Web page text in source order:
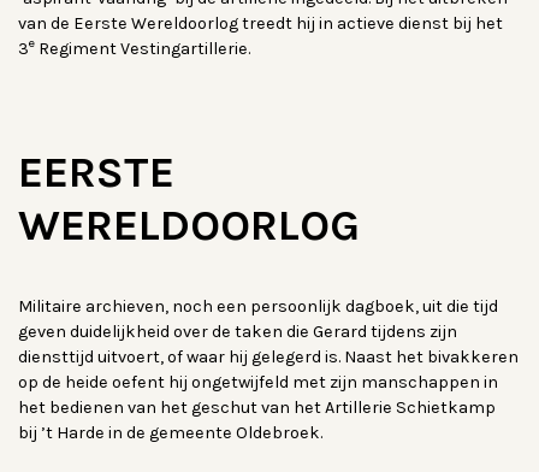
van de Eerste Wereldoorlog treedt hij in actieve dienst bij het
3e Regiment Vestingartillerie.
EERSTE
WERELDOORLOG
Militaire archieven, noch een persoonlijk dagboek, uit die tijd
geven duidelijkheid over de taken die Gerard tijdens zijn
diensttijd uitvoert, of waar hij gelegerd is. Naast het bivakkeren
op de heide oefent hij ongetwijfeld met zijn manschappen in
het bedienen van het geschut van het Artillerie Schietkamp
bij ’t Harde in de gemeente Oldebroek.